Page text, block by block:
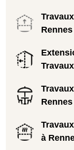
Rennes
Rennes
à